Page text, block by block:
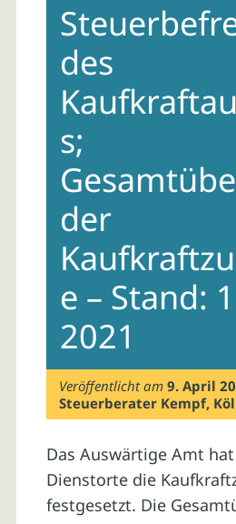
content
des
s;
der
e – Stand:
2021
Veröffentlicht am9. April
Steuerberater Kempf,
Das Auswärtige Amt
Dienstorte die
festgesetzt. Die